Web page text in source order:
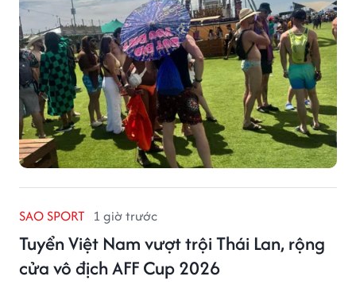
SAO SPORT 1 giờ trước
Tuyển Việt Nam vượt trội Thái Lan, rộng
cửa vô địch AFF Cup 2026